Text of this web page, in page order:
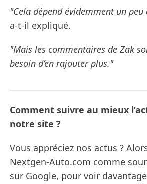
"Cela dépend évidemment un peu
a-t-il expliqué.
"Mais les commentaires de Zak
besoin d’en rajouter plus."
Comment suivre au mieux
notre site ?
Vous appréciez nos actus ?
Nextgen-Auto.com comme
sur Google, pour voir